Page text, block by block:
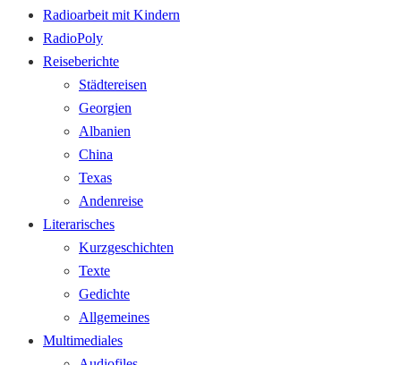
Radioarbeit mit Kindern
RadioPoly
Reiseberichte
Städtereisen
Georgien
Albanien
China
Texas
Andenreise
Literarisches
Kurzgeschichten
Texte
Gedichte
Allgemeines
Multimediales